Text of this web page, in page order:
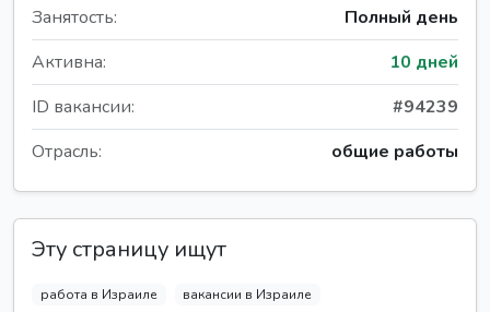
Занятость:
Полный день
Активна:
10 дней
ID вакансии:
#94239
Отрасль:
общие работы
Эту страницу ищут
работа в Израиле
вакансии в Израиле